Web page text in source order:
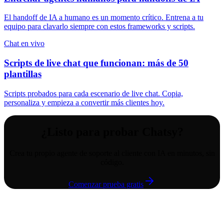
El handoff de IA a humano es un momento crítico. Entrena a tu
equipo para clavarlo siempre con estos frameworks y scripts.
Chat en vivo
Scripts de live chat que funcionan: más de 50
plantillas
Scripts probados para cada escenario de live chat. Copia,
personaliza y empieza a convertir más clientes hoy.
Comenzar prueba gratis